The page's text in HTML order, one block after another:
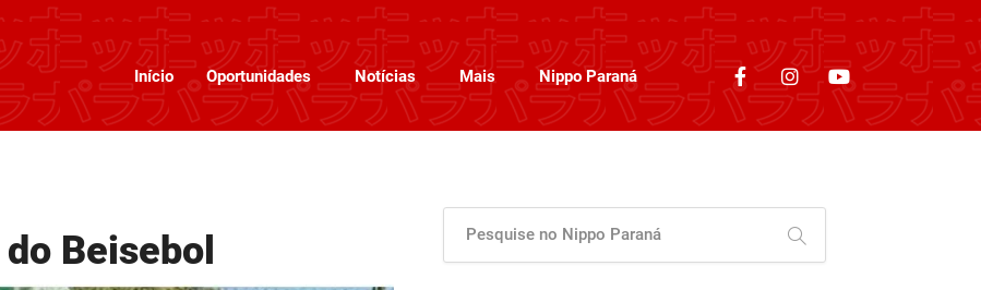
Início Oportunidades Notícias Mais Nippo Paraná
Beisebol